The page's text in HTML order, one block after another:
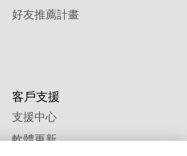
好友推薦計畫
客戶支援
支援中心
軟體更新